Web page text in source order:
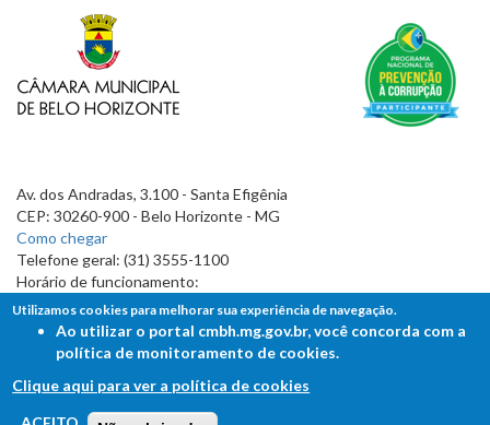
Av. dos Andradas, 3.100 - Santa Efigênia
CEP: 30260-900 - Belo Horizonte - MG
Como chegar
Telefone geral: (31) 3555-1100
Horário de funcionamento:
7h às 19h
FALE COM A CÂMARA
Utilizamos cookies para melhorar sua experiência de navegação.
Ao utilizar o portal cmbh.mg.gov.br, você concorda com a
política de monitoramento de cookies.
Clique aqui para ver a política de cookies